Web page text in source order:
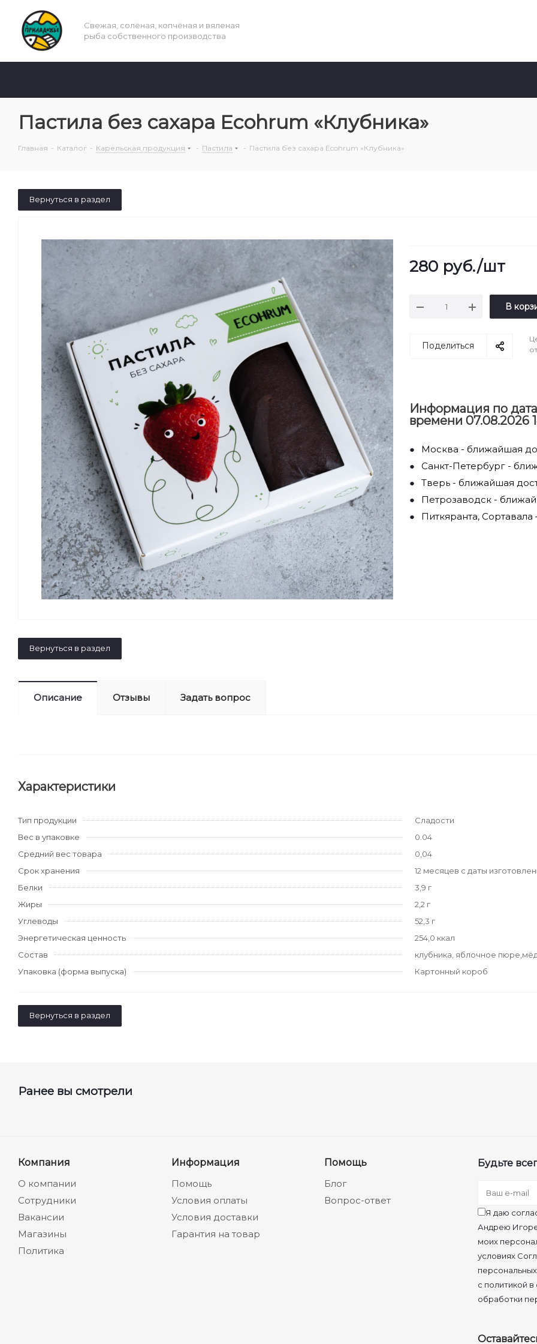
Свежая, солёная, копчёная и вяленая
рыба собственного производства
Пастила без сахара Ecohrum «Клубника»
Главная - Каталог - Карельская продукция - Пастила - Пастила без сахара Ecohrum «Клубника»
Вернуться в раздел
280 руб./шт
В
Поделиться
Информация по
времени 07.08.2026
Москва - ближайшая
Санкт-Петербург -
Тверь - ближайшая
Петрозаводск -
Питкяранта,
Вернуться в раздел
Описание Отзывы Задать вопрос
Характеристики
Тип продукции
Сладости
Вес в упаковке
0.04
Средний вес товара
0,04
Срок хранения
12 месяцев с даты
Белки
3,9 г
Жиры
2,2 г
Углеводы
52,3 г
Энергетическая ценность
254,0 ккал
Состав
клубника, яблочное пюре,мёд
Упаковка (форма выпуска)
Картонный короб
Вернуться в раздел
Ранее вы смотрели
Компания
О компании
Сотрудники
Вакансии
Магазины
Политика
Информация
Помощь
Условия оплаты
Условия доставки
Гарантия на товар
Помощь
Блог
Вопрос-ответ
Будьте
Я даю
Андрею
моих
условиях
с политикой
обработки